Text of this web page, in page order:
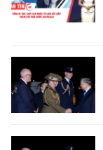
FRANÇAIS
ESPAÑOL
한국어